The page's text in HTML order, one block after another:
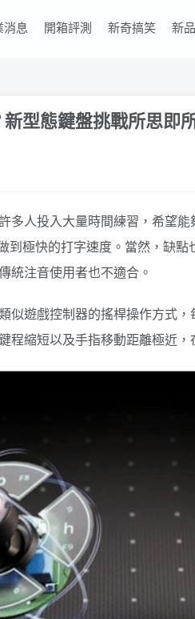
消息 開箱評測 新奇搞笑 新
型態鍵盤挑戰所思即
多人投入大量時間練習，希望
到極快的打字速度。當然，缺
統注音使用者也不適合。
似遊戲控制器的搖桿操作方式
程縮短以及手指移動距離極近